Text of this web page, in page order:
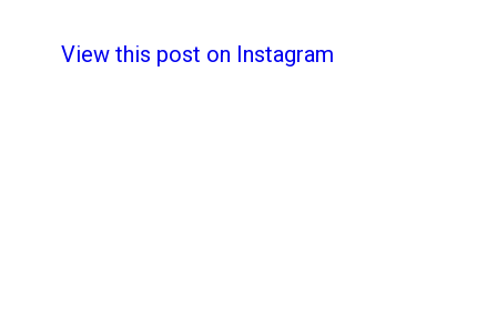
View this post on Instagram